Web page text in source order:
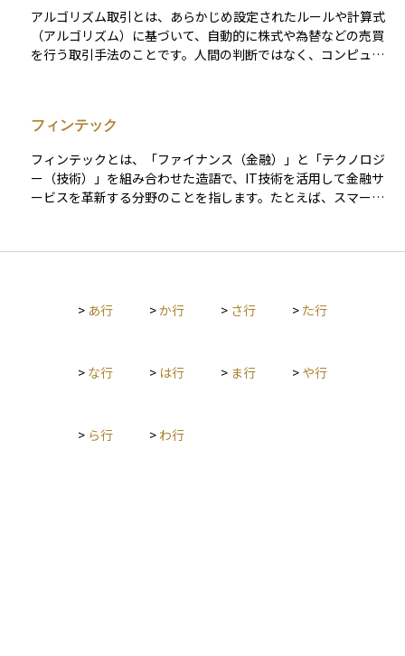
アルゴリズム取引とは、あらかじめ設定されたルールや計算式
（アルゴリズム）に基づいて、自動的に株式や為替などの売買
を行う取引手法のことです。人間の判断ではなく、コンピュー
買う」などの条件を事前にプログラム化しておき、瞬時に実行
できるのが特徴です。初心者の方には、「ルールを決めて機械
が自動で売買してくれる仕組み」と考えるとわかりやすいでし
ょう。機関投資家や高頻度取引（HFT）などで広く利用されて
おり、マーケットの効率化や流動性向上に寄与する一方で、急
フィンテック
フィンテックとは、「ファイナンス（金融）」と「テクノロジ
ー（技術）」を組み合わせた造語で、IT技術を活用して金融サ
ービスを革新する分野のことを指します。たとえば、スマート
例です。 従来は銀行や証券会社が提供していたサービスが、よ
も、フィンテックを活用することで簡単に資産運用を始められ
> あ行 >か行 > さ行 > た行
> な行 > は行 > ま行 > や行
> ら行 > わ行